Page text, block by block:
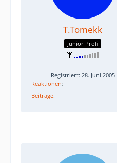
T.Tomekk
Junior Profi
Registriert: 28. Juni 2005
Reaktionen
Beiträge